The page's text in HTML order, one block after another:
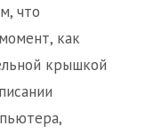
что
как
крышкой